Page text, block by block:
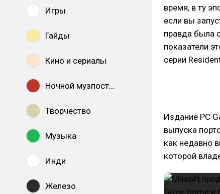
Игры
Гайды
Кино и сериалы
Ночной музпостинг
Творчество
Музыка
Инди
Железо
время, в ту
если вы
правда была
показатели
серии
Издание PC
выпуска
как недавно
которой